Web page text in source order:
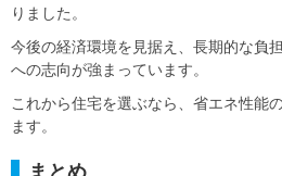
りました。
今後の経済環境を見据え、長期的な負
への志向が強まっています。
これから住宅を選ぶなら、省エネ性能
ます。
まとめ